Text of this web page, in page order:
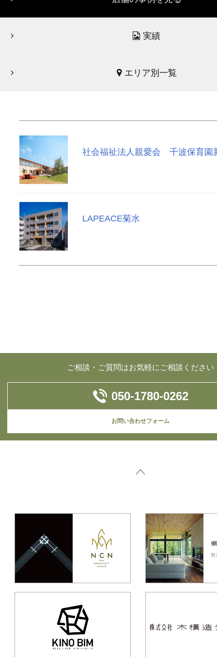
実績
エリア別一覧
社会福祉法人親愛会 千波保育園
LAPEACE菊水
ご相談・ご質問はお気軽にご相談ください
050-1780-0262
お問い合わせフォーム